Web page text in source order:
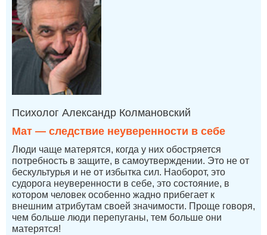
Психолог Александр Колмановский
Мат — следствие неуверенности в себе
Люди чаще матерятся, когда у них обостряется
потребность в защите, в самоутверждении. Это не от
бескультурья и не от избытка сил. Наоборот, это
судорога неуверенности в себе, это состояние, в
котором человек особенно жадно прибегает к
внешним атрибутам своей значимости. Проще говоря,
чем больше люди перепуганы, тем больше они
матерятся!